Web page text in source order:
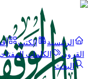
الرئيسية الكتب
القرون
الكلمات
البحث